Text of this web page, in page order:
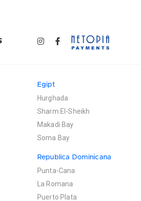
Egipt
Hurghada
Sharm El-Sheikh
Makadi Bay
Soma Bay
Republica Dominicana
Punta-Cana
La Romana
Puerto Plata